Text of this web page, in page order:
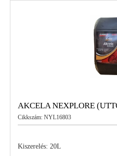
AKCELA NEXPLORE
Cikkszám: NYL16803
Kiszerelés: 20L